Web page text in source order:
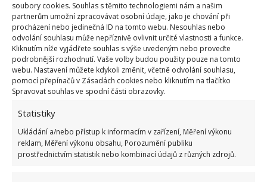
soubory cookies. Souhlas s těmito technologiemi nám a našim
partnerům umožní zpracovávat osobní údaje, jako je chování při
procházení nebo jedinečná ID na tomto webu. Nesouhlas nebo
odvolání souhlasu může nepříznivě ovlivnit určité vlastnosti a funkce.
Kliknutím níže vyjádřete souhlas s výše uvedeným nebo proveďte
podrobnější rozhodnutí. Vaše volby budou použity pouze na tomto
webu. Nastavení můžete kdykoli změnit, včetně odvolání souhlasu,
pomocí přepínačů v Zásadách cookies nebo kliknutím na tlačítko
Spravovat souhlas ve spodní části obrazovky.
Statistiky
Ukládání a/nebo přístup k informacím v zařízení, Měření výkonu
reklam, Měření výkonu obsahu, Porozumění publiku
prostřednictvím statistik nebo kombinací údajů z různých zdrojů.
Fotografie: Freepik
Můžete-li tento proces provést na noc, bude to
nejlepší. Ráno si vezměte houbičku nebo WC štětku a
vnitřek mísy pročistěte. Nakonec spláchněte. Na
webuKobietaInteria
nahradit kyselinou citronovoua jedlou sodu
kuchyňskou solí. Efekt bude obdobný. Na
BydlímeÚtulně jsme také napsali, že záchodovou